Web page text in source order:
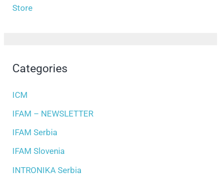
Store
Categories
ICM
IFAM – NEWSLETTER
IFAM Serbia
IFAM Slovenia
INTRONIKA Serbia